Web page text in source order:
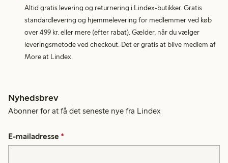
Altid gratis levering og returnering i Lindex-butikker. Gratis
standardlevering og hjemmelevering for medlemmer ved køb
over 499 kr. eller mere (efter rabat). Gælder, når du vælger
leveringsmetode ved checkout. Det er gratis at blive medlem af
More at Lindex.
Nyhedsbrev
Abonner for at få det seneste nye fra Lindex
E-mailadresse *